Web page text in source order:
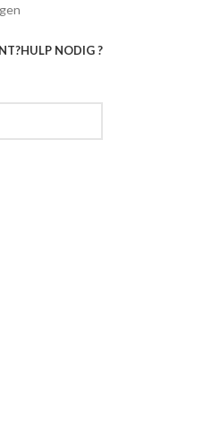
HULP NODIG ?